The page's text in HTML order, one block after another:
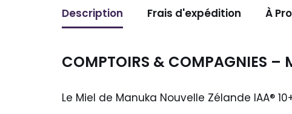
Description Frais d'expédition À
COMPTOIRS & COMPAGNIES
Le Miel de Manuka Nouvelle Zélande IAA®